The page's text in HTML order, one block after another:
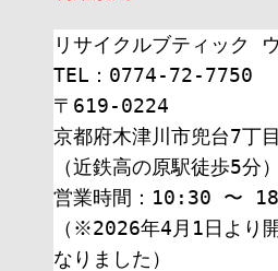
リサイクルブティック
TEL：0774-72-7750
〒619-0224
京都府木津川市兜台7丁
（近鉄高の原駅徒歩5分）
営業時間：10:30 〜
（※2026年4月1日より
なりました）